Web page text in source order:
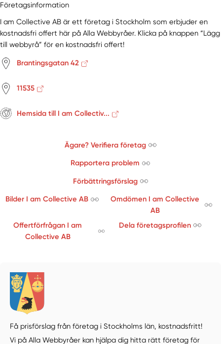
Företagsinformation
I am Collective AB är ett företag i Stockholm som erbjuder en
kostnadsfri offert här på Alla Webbyråer. Klicka på knappen “Lägg
till webbyrå” för en kostnadsfri offert!
Brantingsgatan 42
11535
Hemsida till I am Collectiv...
Ägare? Verifiera företag
Rapportera problem
Förbättringsförslag
Bilder I am Collective AB
Omdömen I am Collective
AB
Offertförfrågan I am
Collective AB
Dela företagsprofilen
Få prisförslag från företag i Stockholms län, kostnadsfritt!
Vi på Alla Webbyråer kan hjälpa dig hitta rätt företag för